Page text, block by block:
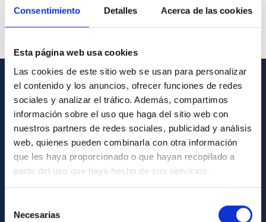
Consentimiento Detalles Acerca de las cookies
Esta página web usa cookies
Las cookies de este sitio web se usan para personalizar
el contenido y los anuncios, ofrecer funciones de redes
sociales y analizar el tráfico. Además, compartimos
información sobre el uso que haga del sitio web con
nuestros partners de redes sociales, publicidad y análisis
web, quienes pueden combinarla con otra información
que les haya proporcionado o que hayan recopilado a
partir del uso que haya hecho de sus servicios.
Necesarias
INFORMACIÓN GENERAL
Contacto
Cómo llegar al IAC
Directorio de personal
Biblioteca